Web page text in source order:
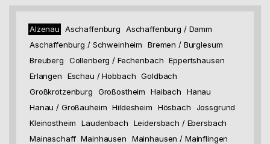
Alzenau Aschaffenburg
Aschaffenburg / Damm
Aschaffenburg / Schweinheim
Bremen / Burglesum
Breuberg
Collenberg / Fechenbach Eppertshausen
Erlangen
Eschau / Hobbach Goldbach
Großkrotzenburg
Großostheim Haibach
Hanau
Hanau / Großauheim Hildesheim Hösbach
Jossgrund
Kleinostheim
Laudenbach
Leidersbach / Ebersbach
Mainaschaff Mainhausen
Mainhausen / Mainflingen